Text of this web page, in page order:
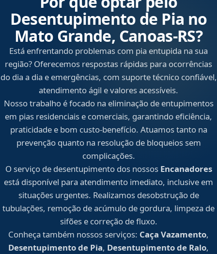
Desentupimento de Pia no
Mato Grande, Canoas‑RS?
Está enfrentando problemas com pia entupida na sua
região? Oferecemos respostas rápidas para ocorrências
do dia a dia e emergências, com suporte técnico confiável,
atendimento ágil e valores acessíveis.
Nosso trabalho é focado na eliminação de entupimentos
em pias residenciais e comerciais, garantindo eficiência,
praticidade e bom custo-benefício. Atuamos tanto na
prevenção quanto na resolução de bloqueios sem
complicações.
O serviço de desentupimento dos nossos Encanadores
está disponível para atendimento imediato, inclusive em
situações urgentes. Realizamos desobstrução de
tubulações, remoção de acúmulo de gordura, limpeza de
sifões e correção de fluxo.
Conheça também nossos serviços: Caça Vazamento,
Desentupimento de Pia, Desentupimento de Ralo,